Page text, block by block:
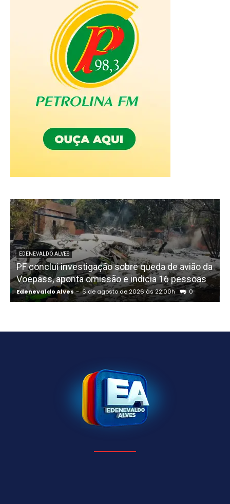
EDENEVALDO ALVES
PF conclui investigação sobre queda de avião da
Voepass, aponta omissão e indicia 16 pessoas
Edenevaldo Alves - 6 de agosto de 2026 às 22:00h 0